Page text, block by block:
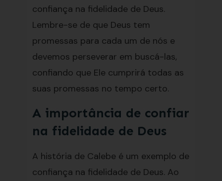
confiança na fidelidade de Deus.
Lembre-se de que Deus tem
promessas para cada um de nós e
devemos perseverar em buscá-las,
confiando que Ele cumprirá todas as
suas promessas no tempo certo.
A importância de confiar
na fidelidade de Deus
A história de Calebe é um exemplo de
confiança na fidelidade de Deus. Ao